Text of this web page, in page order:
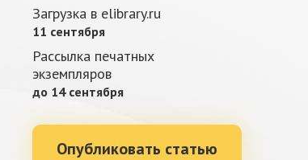
Загрузка в elibrary.ru
11 сентября
Рассылка печатных
экземпляров
до 14 сентября
Опубликовать статью